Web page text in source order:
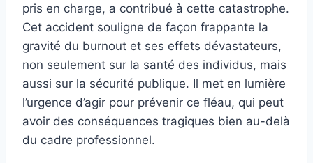
pris en charge, a contribué à cette catastrophe.
Cet accident souligne de façon frappante la
gravité du burnout et ses effets dévastateurs,
non seulement sur la santé des individus, mais
aussi sur la sécurité publique. Il met en lumière
l’urgence d’agir pour prévenir ce fléau, qui peut
avoir des conséquences tragiques bien au-delà
du cadre professionnel.